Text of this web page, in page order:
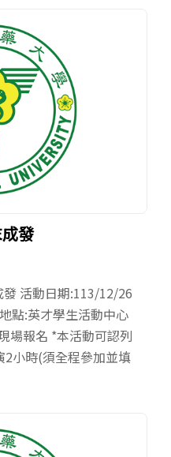
發
活動日期:113/12/26
點:英才學生活動中心
場報名 *本活動可認列
小時(須全程參加並填